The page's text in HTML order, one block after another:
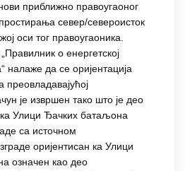
приближно правоугаоног
север/североисток
оси тог правоугаоника.
о енергетској
налаже да се оријентација
преовладавајућој
је извршен тако што је део
ка Улици Ђачких батаљона
са источном
оријентисан ка Улици
означен као део